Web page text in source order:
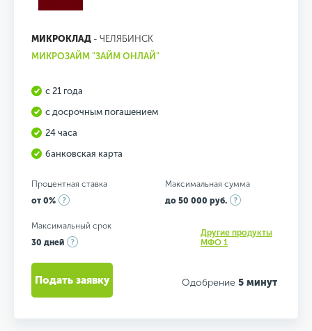
МИКРОКЛАД - ЧЕЛЯБИНСК
МИКРОЗАЙМ "ЗАЙМ ОНЛАЙ"
с 21 года
с досрочным погашением
24 часа
банковская карта
Процентная ставка
от 0%
Максимальная сумма
до 50 000 руб.
Максимальный срок
30 дней
Другие продукты
МФО 1
Одобрение 5 минут
Подать заявку